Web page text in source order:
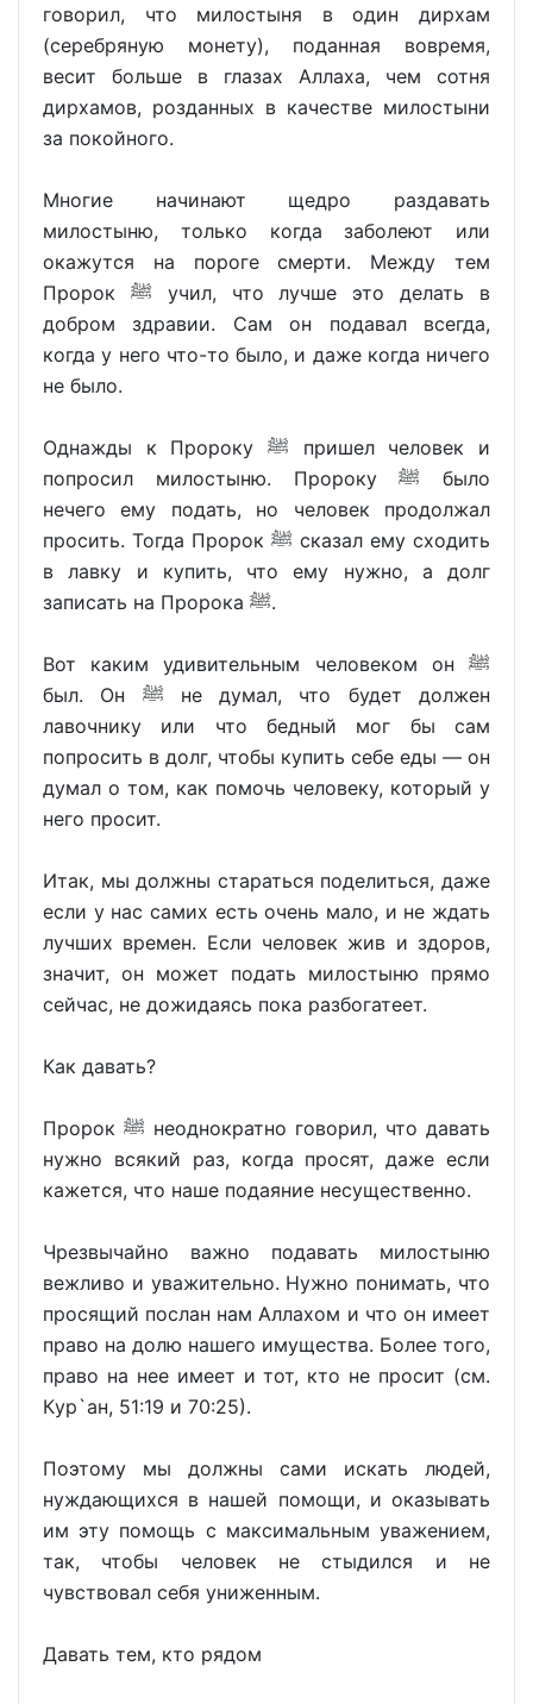
говорил, что милостыня в один дирхам
(серебряную монету), поданная вовремя,
весит больше в глазах Аллаха, чем сотня
дирхамов, розданных в качестве милостыни
за покойного.
Многие начинают щедро раздавать
милостыню, только когда заболеют или
окажутся на пороге смерти. Между тем
Пророк ﷺ учил, что лучше это делать в
добром здравии. Сам он подавал всегда,
когда у него что-то было, и даже когда ничего
не было.
Однажды к Пророку ﷺ пришел человек и
попросил милостыню. Пророку ﷺ было
нечего ему подать, но человек продолжал
просить. Тогда Пророк ﷺ сказал ему сходить
в лавку и купить, что ему нужно, а долг
записать на Пророка ﷺ.
Вот каким удивительным человеком он ﷺ
был. Он ﷺ не думал, что будет должен
лавочнику или что бедный мог бы сам
попросить в долг, чтобы купить себе еды — он
думал о том, как помочь человеку, который у
него просит.
Итак, мы должны стараться поделиться, даже
если у нас самих есть очень мало, и не ждать
лучших времен. Если человек жив и здоров,
значит, он может подать милостыню прямо
сейчас, не дожидаясь пока разбогатеет.
Как давать?
Пророк ﷺ неоднократно говорил, что давать
нужно всякий раз, когда просят, даже если
кажется, что наше подаяние несущественно.
Чрезвычайно важно подавать милостыню
вежливо и уважительно. Нужно понимать, что
просящий послан нам Аллахом и что он имеет
право на долю нашего имущества. Более того,
право на нее имеет и тот, кто не просит (см.
Кyр`ан, 51:19 и 70:25).
Поэтому мы должны сами искать людей,
нуждающихся в нашей помощи, и оказывать
им эту помощь с максимальным уважением,
так, чтобы человек не стыдился и не
чувствовал себя униженным.
Давать тем, кто рядом